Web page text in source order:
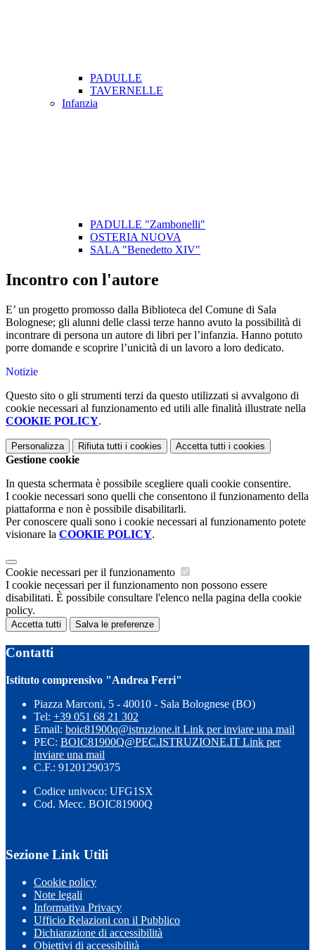
PADULLE
TAVERNELLE
Infanzia
PADULLE "Zambonelli"
OSTERIA NUOVA
SALA "Benedetto XIV"
Incontro con l'autore
E’ un progetto promosso dalla Biblioteca del Comune di Sala
Bolognese; gli alunni delle classi terze hanno avuto la possibilità di
incontrare di persona un autore di libri per l’infanzia. Hanno potuto
porre domande e scoprire l’unicità di un lavoro a loro dedicato.
Notizie
Questo sito o gli strumenti terzi da questo utilizzati si avvalgono di
cookie necessari al funzionamento ed utili alle finalità illustrate nella
COOKIE POLICY.
Personalizza Rifiuta tutti i cookies Accetta tutti i cookies
Gestione cookie
In questa schermata è possibile scegliere quali cookie consentire.
I cookie necessari sono quelli che consentono il funzionamento della
piattaforma e non è possibile disabilitarli.
Per conoscere quali sono i cookie necessari al funzionamento potete
visionare la COOKIE POLICY.
Cookie necessari per il funzionamento
I cookie necessari per il funzionamento non possono essere
disabilitati. È possibile consultare l'elenco nella pagina della cookie
policy.
Accetta tutti Salva le preferenze
Contatti
Istituto comprensivo "Andrea Ferri"
Piazza Marconi, 5 - 40010 - Sala Bolognese (BO)
Tel: +39 051 68 21 302
Email: boic81900q@istruzione.it Link per inviare una mail
PEC: BOIC81900Q@PEC.ISTRUZIONE.IT Link per
inviare una mail
C.F.: 91201290375
Codice univoco: UFG1SX
Cod. Mecc. BOIC81900Q
Sezione Link Utili
Cookie policy
Note legali
Informativa Privacy
Ufficio Relazioni con il Pubblico
Dichiarazione di accessibilità
Obiettivi di accessibilità